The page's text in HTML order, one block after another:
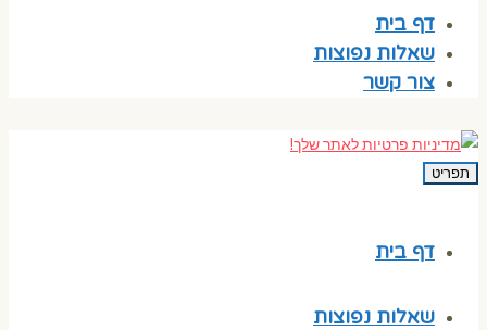
דף בית
שאלות נפוצות
צור קשר
תפריט
דף בית
שאלות נפוצות